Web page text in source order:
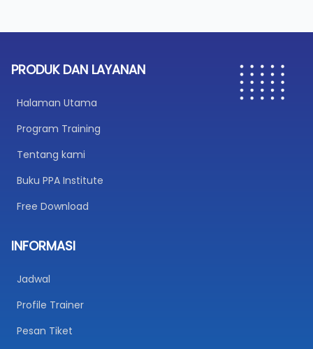
PRODUK DAN LAYANAN
Halaman Utama
Program Training
Tentang kami
Buku PPA Institute
Free Download
INFORMASI
Jadwal
Profile Trainer
Pesan Tiket